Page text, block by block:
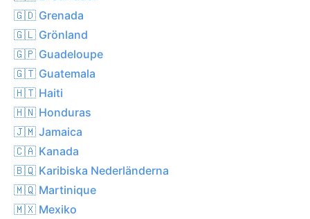
🇬🇩 Grenada
🇬🇱 Grönland
🇬🇵 Guadeloupe
🇬🇹 Guatemala
🇭🇹 Haiti
🇭🇳 Honduras
🇯🇲 Jamaica
🇨🇦 Kanada
🇧🇶 Karibiska Nederländerna
🇲🇶 Martinique
🇲🇽 Mexiko